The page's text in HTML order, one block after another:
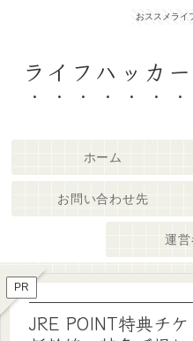
おススメライ
ライフハッカ
ホーム
お問い合わせ先
運営
PR
JRE POINT特典チ